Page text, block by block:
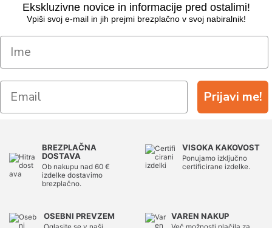
Ekskluzivne novice in informacije pred ostalimi!
Vpiši svoj e-mail in jih prejmi brezplačno v svoj nabiralnik!
Prijavi me!
BREZPLAČNA
DOSTAVA
Ob nakupu nad 60 €
izdelke dostavimo
brezplačno.
VISOKA KAKOVOST
Ponujamo izključno
certificirane izdelke.
OSEBNI PREVZEM VAREN NAKUP